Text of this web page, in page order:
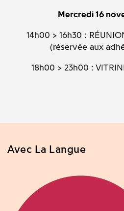
Mercredi 16
14h00 > 16h30 :
(réservée aux
18h00 > 23h00 :
Avec La Langue